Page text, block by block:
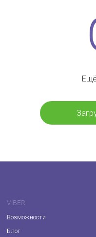
VIBER
Возможности
Блог